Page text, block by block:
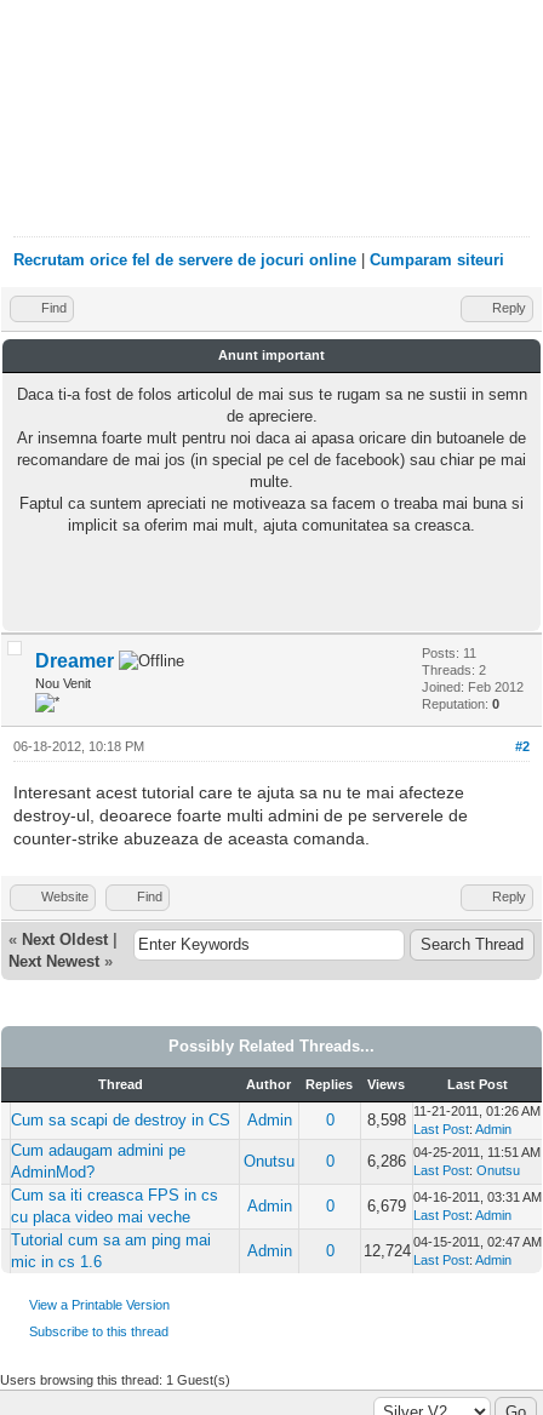
Recrutam orice fel de servere de jocuri online Cumparam siteuri
Find Reply
Anunt important
Daca ti-a fost de folos articolul de mai sus te rugam sa ne sustii in semn
de apreciere.
Ar insemna foarte mult pentru noi daca ai apasa oricare din butoanele de
recomandare de mai jos (in special pe cel de facebook) sau chiar pe mai
multe.
Faptul ca suntem apreciati ne motiveaza sa facem o treaba mai buna si
implicit sa oferim mai mult, ajuta comunitatea sa creasca.
Dreamer
Nou Venit
Posts: 11
Threads: 2
Joined: Feb 2012
Reputation: 0
#2
06-18-2012, 10:18 PM
Interesant acest tutorial care te ajuta sa nu te mai afecteze
destroy-ul, deoarece foarte multi admini de pe serverele de
counter-strike abuzeaza de aceasta comanda.
Website Find Reply
« Next Oldest
Next Newest »
Possibly Related Threads...
Thread Author Replies Views Last Post
Cum sa scapi de destroy in CS Admin 0 8,598 11-21-2011, 01:26 AM
Last Post: Admin
Cum adaugam admini pe
AdminMod?
Onutsu 0 6,286 04-25-2011, 11:51 AM
Last Post: Onutsu
Cum sa iti creasca FPS in cs
cu placa video mai veche
Admin 0 6,679 04-16-2011, 03:31 AM
Last Post: Admin
Tutorial cum sa am ping mai
mic in cs 1.6
Admin 0 12,724 04-15-2011, 02:47 AM
Last Post: Admin
View a Printable Version
Subscribe to this thread
Users browsing this thread: 1 Guest(s)